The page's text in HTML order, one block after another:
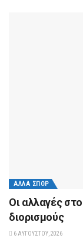
ΆΛΛΑ ΣΠΟΡ
Οι αλλαγές
διορισμούς
6 ΑΥΓΟΎΣΤΟΥ, 2026